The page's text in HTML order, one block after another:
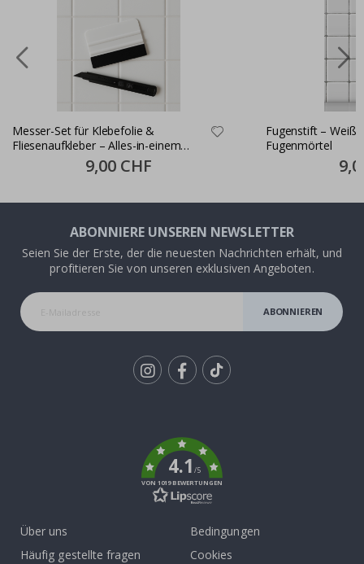
Messer-Set für Klebefolie &
Fliesenaufkleber – Alles-in-einem
Special
Price
9,00 CHF
Fugenstift –
Fugenmörtel
Price
ABONNIERE UNSEREN NEWSLETTER
Seien Sie der Erste, der die neuesten Nachrichten erhält, und
profitieren Sie von unseren exklusiven Angeboten.
ABONNIEREN
4.1/5
VON 1019 BEWERTUNGEN
Über uns
Häufig gestellte fragen
Bedingungen
Cookies